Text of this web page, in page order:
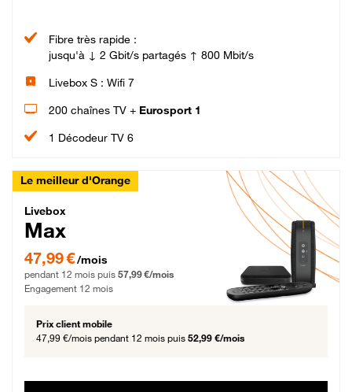
Fibre très rapide :
jusqu'à ↓ 2 Gbit/s partagés ↑ 800 Mbit/s
Livebox S : Wifi 7
200 chaînes TV + Eurosport 1
1 Décodeur TV 6
Le meilleur d'Orange
Livebox Max Fibre
Livebox
Max
47,99 € par mois pendant 12 mois puis 57,99 € par mois, Engagement 12 mois
47,99 €/mois
pendant 12 mois puis 57,99 €/mois
Engagement 12 mois
Prix client mobile
47,99 €/mois pendant 12 mois puis 52,99 €/mois